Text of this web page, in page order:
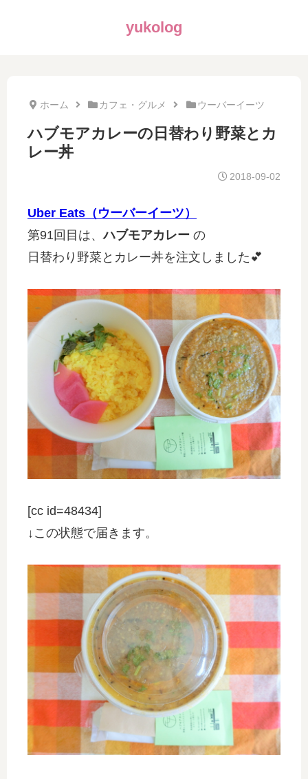
yukolog
ホーム カフェ・グルメ ウーバーイーツ
ハブモアカレーの日替わり野菜とカ
レー丼
2018-09-02
Uber Eats（ウーバーイーツ）
第91回目は、ハブモアカレー の
日替わり野菜とカレー丼を注文しました💕
[cc id=48434]
↓この状態で届きます。